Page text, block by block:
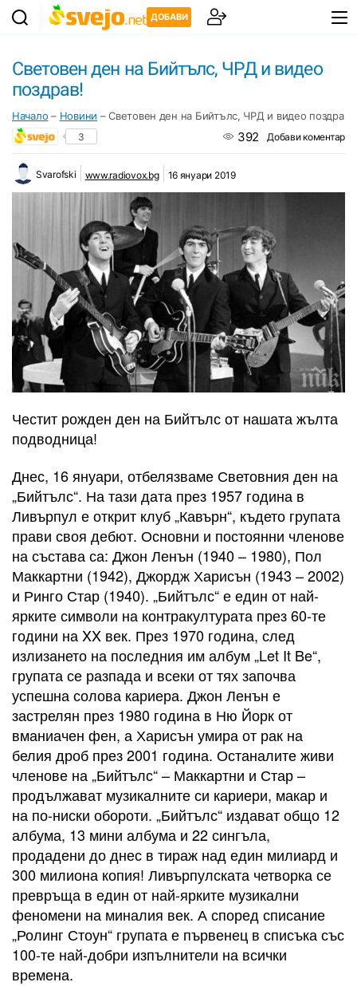
ДОБАВИ
Световен ден на Бийтълс, ЧРД и видео
поздрав!
Начало – Новини –Световен ден на Бийтълс, ЧРД и видео поздрав!
3 392 Добави коментар
Svarofski www.radiovox.bg 16 януари 2019
Честит рожден ден на Бийтълс от нашата жълта
подводница!
Днес, 16 януари, отбелязваме Световния ден на
„Бийтълс“. На тази дата през 1957 година в
Ливърпул е открит клуб „Кавърн“, където групата
прави своя дебют. Основни и постоянни членове
на състава са: Джон Ленън (1940 – 1980), Пол
Маккартни (1942), Джордж Харисън (1943 – 2002)
и Ринго Стар (1940). „Бийтълс“ е един от най-
ярките символи на контракултурата през 60-те
години на XX век. През 1970 година, след
излизането на последния им албум „Let It Be“,
групата се разпада и всеки от тях започва
успешна солова кариера. Джон Ленън е
застрелян през 1980 година в Ню Йорк от
вманиачен фен, а Харисън умира от рак на
белия дроб през 2001 година. Останалите живи
членове на „Бийтълс“ – Маккартни и Стар –
продължават музикалните си кариери, макар и
на по-ниски обороти. „Бийтълс“ издават общо 12
албума, 13 мини албума и 22 сингъла,
продадени до днес в тираж над един милиард и
300 милиона копия! Ливърпулската четворка се
превръща в един от най-ярките музикални
феномени на миналия век. А според списание
„Ролинг Стоун“ групата е първенец в списъка със
100-те най-добри изпълнители на всички
времена.